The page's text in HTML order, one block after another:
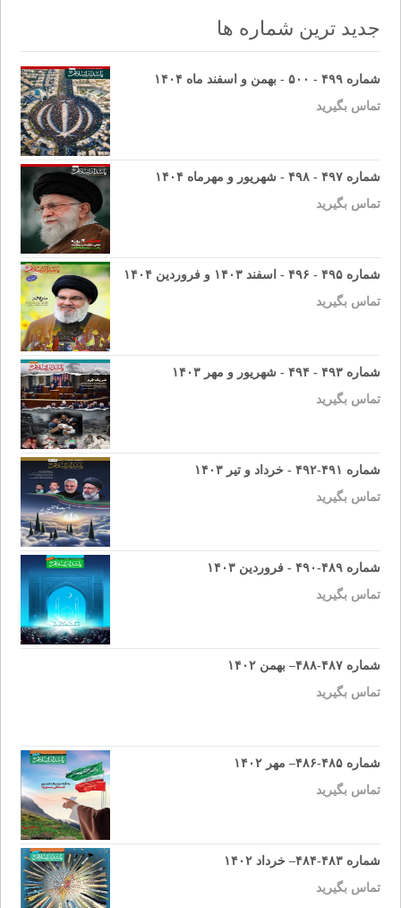
navigation
جدید ترین شماره ها
شماره ۴۹۹ - ۵۰۰ - بهمن و اسفند ماه ۱۴۰۴
تماس بگیرید
شماره ۴۹۷ - ۴۹۸ - شهریور و مهرماه ۱۴۰۴
تماس بگیرید
شماره ۴۹۵ - ۴۹۶ - اسفند ۱۴۰۳ و فروردین ۱۴۰۴
تماس بگیرید
شماره ۴۹۳ - ۴۹۴ - شهریور و مهر ۱۴۰۳
تماس بگیرید
شماره ۴۹۱-۴۹۲ - خرداد و تیر ۱۴۰۳
تماس بگیرید
شماره ۴۸۹-۴۹۰ - فروردین ۱۴۰۳
تماس بگیرید
شماره ۴۸۷-۴۸۸– بهمن ۱۴۰۲
تماس بگیرید
شماره ۴۸۵-۴۸۶– مهر ۱۴۰۲
تماس بگیرید
شماره ۴۸۳-۴۸۴– خرداد ۱۴۰۲
تماس بگیرید